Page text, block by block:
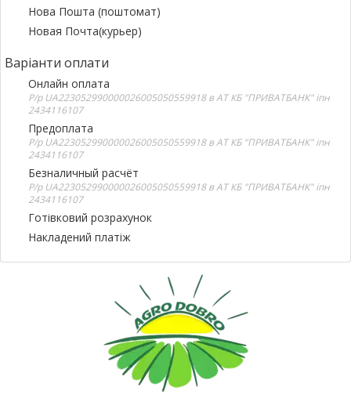
Нова Пошта (поштомат)
Новая Почта(курьер)
Варіанти оплати
Онлайн оплата
Р/р UA223052990000026005050559918 в АТ КБ "ПРИВАТБАНК" іпн
2434116107
Предоплата
Р/р UA223052990000026005050559918 в АТ КБ "ПРИВАТБАНК" іпн
2434116107
Безналичный расчёт
Р/р UA223052990000026005050559918 в АТ КБ "ПРИВАТБАНК" іпн
2434116107
Готівковий розрахунок
Накладений платіж